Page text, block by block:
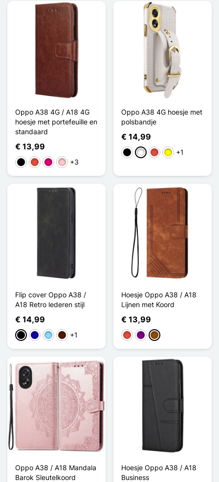
Oppo A38 4G / A18 4G
hoesje met portefeuille en
standaard
€ 13,99
ZwartRoodMagenta
Roze+3
Oppo A38 4G hoesje met
polsbandje
€ 14,99
ZwartWit RoodGeel+1
Flip cover Oppo A38 /
A18 Retro lederen stijl
€ 14,99
ZwartDonkerblauw
Licht Blauw
Donkerbruin
+1
Hoesje Oppo A38 / A18
Lijnen met Koord
€ 13,99
RoodPurper
Bruin
Oppo A38 / A18 Mandala
Barok Sleutelkoord
Hoesje Oppo A38 / A18
Business